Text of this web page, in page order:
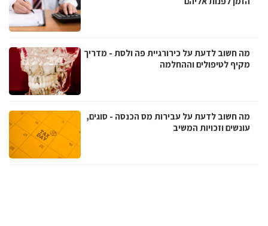
מה חשוב לדעת על כירורגיית פה ולסת - מדריך
מקיף לטיפולים וההחלמה
מה חשוב לדעת על עבירות מס הכנסה - סוגים,
עונשים וזכויות המשיב